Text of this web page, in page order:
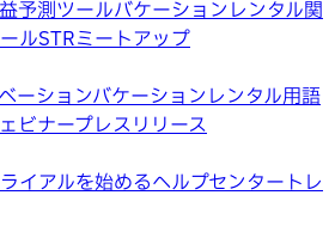
予測ツールバケーションレンタル関
ルSTRミートアップ
ーションバケーションレンタル用語
ビナープレスリリース
イアルを始めるヘルプセンター トレ